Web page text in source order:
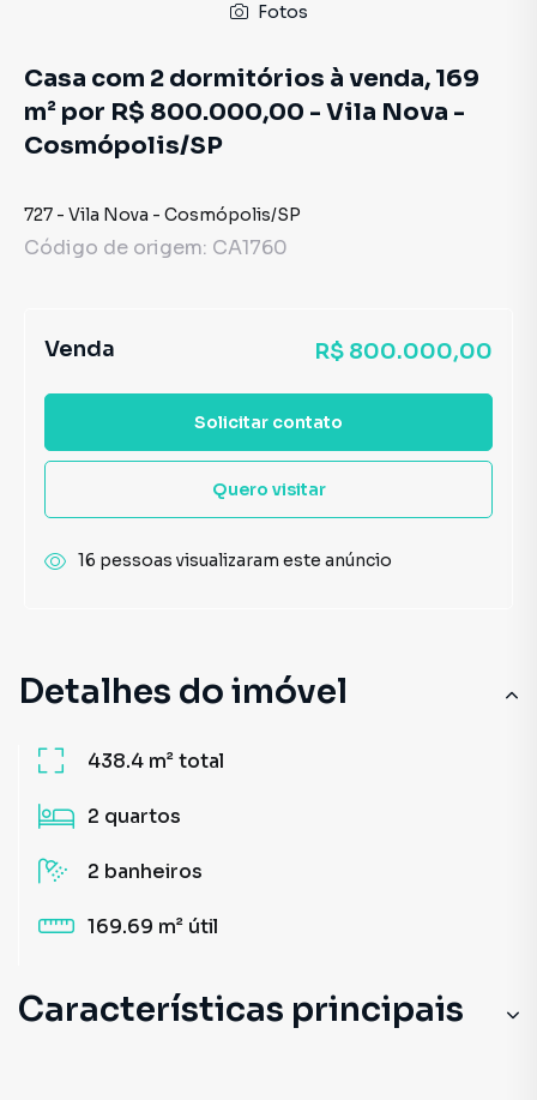
Detalhes do imóvel
438.4 m²total
2 quartos
2 banheiros
169.69 m² útil
Características principais
Fotos
Casa com 2 dormitórios à venda, 169
m² por R$ 800.000,00 - Vila Nova -
Cosmópolis/SP
727 - Vila Nova - Cosmópolis/SP
Código de origem: CA1760
Venda R$ 800.000,00
Solicitar contato
Quero visitar
16 pessoas visualizaram este anúncio